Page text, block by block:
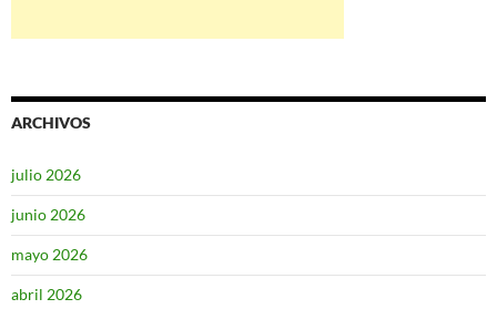
ARCHIVOS
julio 2026
junio 2026
mayo 2026
abril 2026